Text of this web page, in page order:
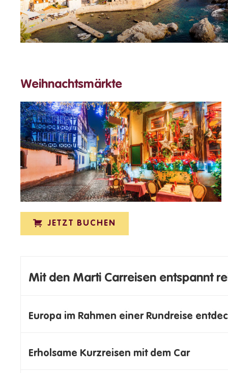
Weihnachtsmärkte
JETZT BUCHEN
Mit den Marti Carreisen entspannt
Europa im Rahmen einer Rundreise
Erholsame Kurzreisen mit dem Car